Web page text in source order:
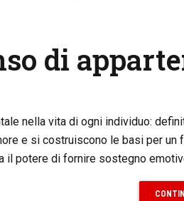
di
nella vita di ogni individuo:
e si costruiscono le basi per un
il potere di fornire sostegno